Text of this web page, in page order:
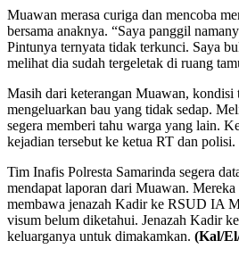
Muawan merasa curiga dan mencoba
bersama anaknya. “Saya panggil
Pintunya ternyata tidak terkunci. Saya
melihat dia sudah tergeletak di ruang
Masih dari keterangan Muawan, kondisi
mengeluarkan bau yang tidak sedap.
segera memberi tahu warga yang lain.
kejadian tersebut ke ketua RT dan polisi.
Tim Inafis Polresta Samarinda segera
mendapat laporan dari Muawan.
membawa jenazah Kadir ke RSUD IA
visum belum diketahui. Jenazah Kadir
keluarganya untuk dimakamkan. (Kal/